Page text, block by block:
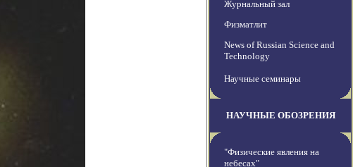
Журнальный зал
Физматлит
News of Russian Science and
Technology
Научные семинары
НАУЧНЫЕ ОБОЗРЕНИЯ
"Физические явления на
небесах"